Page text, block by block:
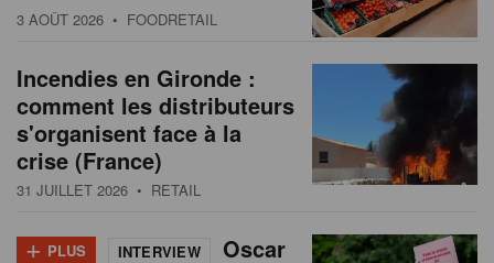
3 AOÛT 2026 • FOODRETAIL
Incendies en Gironde :
comment les distributeurs
s'organisent face à la
crise (France)
31 JUILLET 2026 • RETAIL
+ PLUS INTERVIEW Oscar